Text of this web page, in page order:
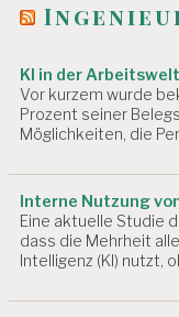
i
o
n
KI in der Arbeitswelt
Vor kurzem wurde
Prozent seiner
Möglichkeiten, die
Interne Nutzung
Eine aktuelle Studie
dass die Mehrheit
Intelligenz (KI) nutzt,